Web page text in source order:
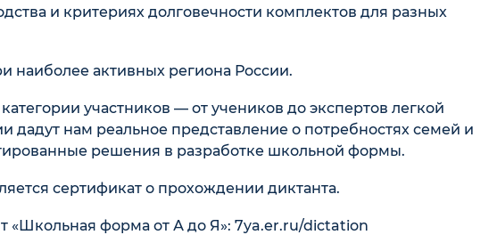
и критериях долговечности комплектов для разных
наиболее активных региона России.
участников — от учеников до экспертов легкой
дадут нам реальное представление о потребностях семей и
решения в разработке школьной формы.
сертификат о прохождении диктанта.
«Школьная форма от А до Я»: 7ya.er.ru/dictation